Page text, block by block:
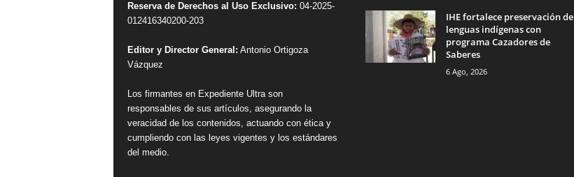
Reserva de Derechos al Uso Exclusivo: 04-2025-
012416340200-203
Editor y Director General: Antonio Ortigoza
Vázquez
Los firmantes en Expediente Ultra son
responsables de sus artículos, asegurando la
veracidad de los contenidos, actuando con ética y
cumpliendo con las leyes vigentes y los estándares
del medio.
IHE fortalece preservación de
lenguas indígenas con
programa Cazadores de
Saberes
6 Ago, 2026